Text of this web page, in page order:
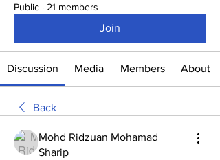
Public · 21 members
Join
Discussion Media Members About
Back
Mohd Ridzuan Mohamad
Sharip